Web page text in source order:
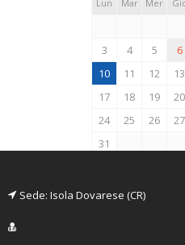
Lun Mar Mer
3
4 5 6
10
11 12 13
17
18 19 20
24
25 26 27
31
Sede: Isola Dovarese (CR)